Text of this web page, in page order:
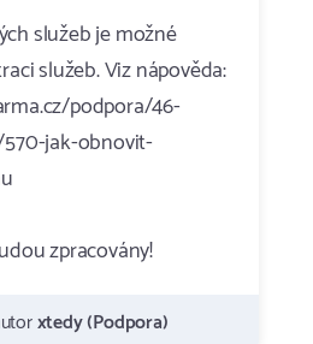
služeb je možné
služeb. Viz nápověda:
podpora/46-
jak-obnovit-
zpracovány!
xtedy (Podpora)